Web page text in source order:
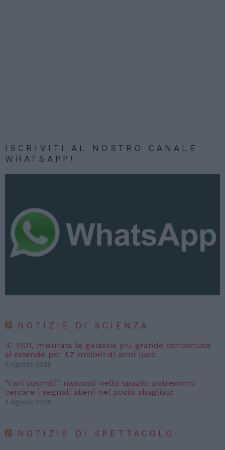
ISCRIVITI AL NOSTRO CANALE
WHATSAPP!
NOTIZIE DI SCIENZA
IC 1101, misurata la galassia più grande conosciuta:
si estende per 1,7 milioni di anni luce
6 Agosto 2026
“Fari cosmici” nascosti nello spazio: potremmo
cercare i segnali alieni nel posto sbagliato
4 Agosto 2026
NOTIZIE DI SPETTACOLO